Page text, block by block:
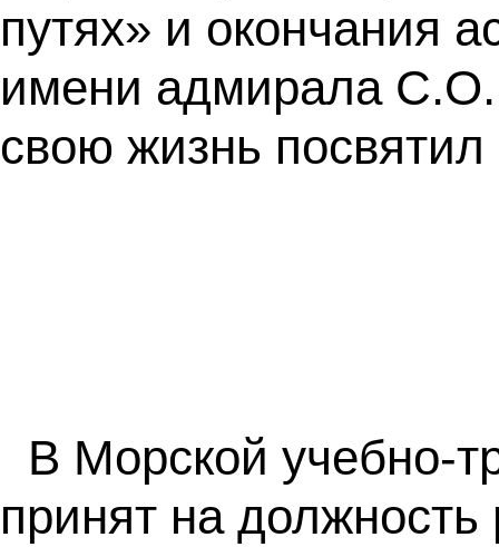
путях» и окончания
имени адмирала С.О.
свою жизнь посвятил
В Морской учебно-
принят на должность